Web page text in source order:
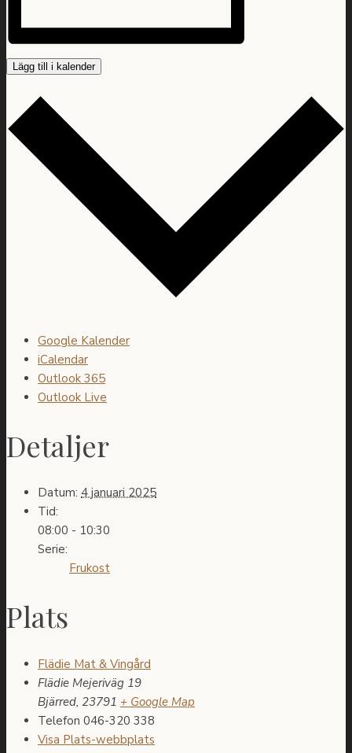
Lägg till i kalender
Google Kalender
iCalendar
Outlook 365
Outlook Live
Detaljer
Datum: 4 januari 2025
Tid:
08:00 - 10:30
Serie:
Frukost
Plats
Flädie Mat & Vingård
Flädie Mejeriväg 19
Bjärred, 23791 + Google Map
Telefon 046-320 338
Visa Plats-webbplats